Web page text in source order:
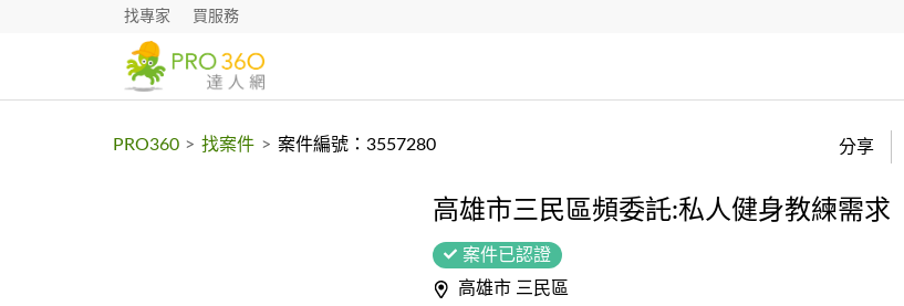
找專家 買服務
PRO360 > 找案件 > 案件編號：3557280 分享
高雄市三民區頻委託:私人健身教練需求
案件已認證
高雄市 三民區